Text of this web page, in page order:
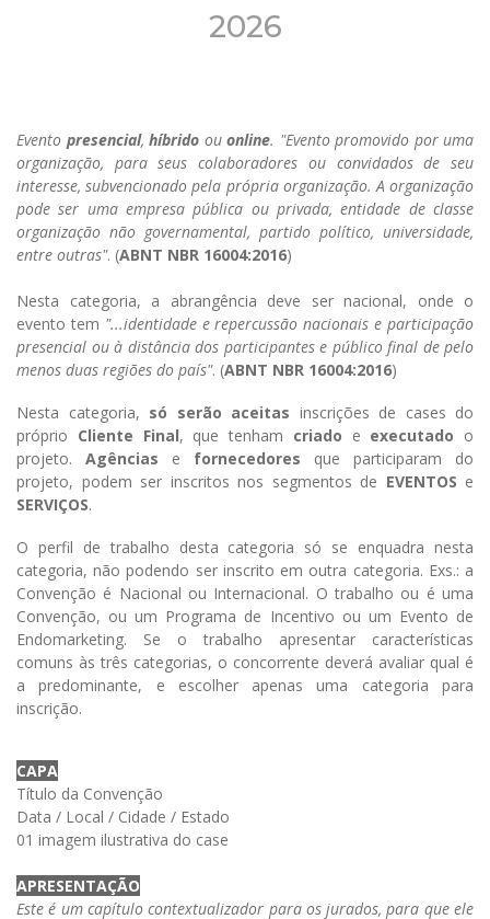
2026
Evento presencial, híbrido ou online. "Evento promovido por uma
organização, para seus colaboradores ou convidados de seu
interesse, subvencionado pela própria organização. A organização
pode ser uma empresa pública ou privada, entidade de classe
organização não governamental, partido político, universidade,
entre outras". (ABNT NBR 16004:2016)
Nesta categoria, a abrangência deve ser nacional, onde o
evento tem "...identidade e repercussão nacionais e participação
presencial ou à distância dos participantes e público final de pelo
menos duas regiões do país". (ABNT NBR 16004:2016)
Nesta categoria, só serão aceitas inscrições de cases do
próprio Cliente Final, que tenham criado e executado o
projeto.
Agências e fornecedores que participaram do
projeto, podem ser inscritos nos segmentos de EVENTOS e
SERVIÇOS.
O perfil de trabalho desta categoria só se enquadra nesta
categoria, não podendo ser inscrito em outra categoria. Exs.: a
Convenção é Nacional ou Internacional. O trabalho ou é uma
Convenção, ou um Programa de Incentivo ou um Evento de
Endomarketing. Se o trabalho apresentar características
comuns às três categorias, o concorrente deverá avaliar qual é
a predominante, e escolher apenas uma categoria para
inscrição.
CAPA
Título da Convenção
Data / Local / Cidade / Estado
01 imagem ilustrativa do case
APRESENTAÇÃO
Este é um capítulo contextualizador para os jurados, para que ele